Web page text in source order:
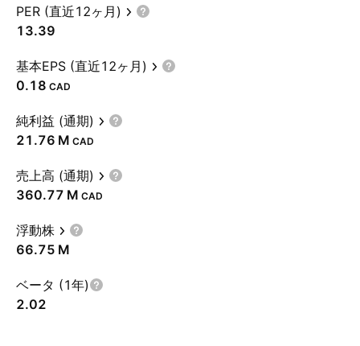
PER (直近12ヶ月)
13.39
基本EPS (直近12ヶ月)
0.18 CAD
純利益 (通期)
‪21.76 M‬ CAD
売上高 (通期)
‪360.77 M‬ CAD
浮動株
‪66.75 M‬
ベータ (1年)
2.02